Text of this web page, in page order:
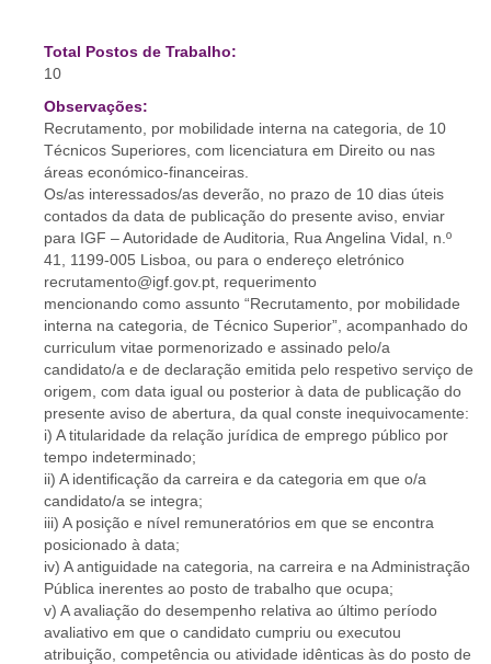
Total Postos de Trabalho:
10
Observações:
Recrutamento, por mobilidade interna na categoria, de 10
Técnicos Superiores, com licenciatura em Direito ou nas
áreas económico-financeiras.
Os/as interessados/as deverão, no prazo de 10 dias úteis
contados da data de publicação do presente aviso, enviar
para IGF – Autoridade de Auditoria, Rua Angelina Vidal, n.º
41, 1199-005 Lisboa, ou para o endereço eletrónico
recrutamento@igf.gov.pt, requerimento
mencionando como assunto “Recrutamento, por mobilidade
interna na categoria, de Técnico Superior”, acompanhado do
curriculum vitae pormenorizado e assinado pelo/a
candidato/a e de declaração emitida pelo respetivo serviço de
origem, com data igual ou posterior à data de publicação do
presente aviso de abertura, da qual conste inequivocamente:
i) A titularidade da relação jurídica de emprego público por
tempo indeterminado;
ii) A identificação da carreira e da categoria em que o/a
candidato/a se integra;
iii) A posição e nível remuneratórios em que se encontra
posicionado à data;
iv) A antiguidade na categoria, na carreira e na Administração
Pública inerentes ao posto de trabalho que ocupa;
v) A avaliação do desempenho relativa ao último período
avaliativo em que o candidato cumpriu ou executou
atribuição, competência ou atividade idênticas às do posto de